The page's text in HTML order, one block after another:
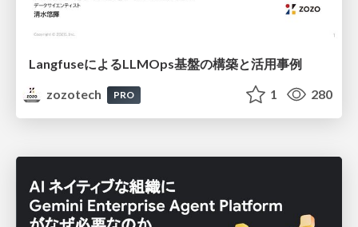
LangfuseによるLLMOps基盤の構築と活用事例
zozotech
PRO 1 280